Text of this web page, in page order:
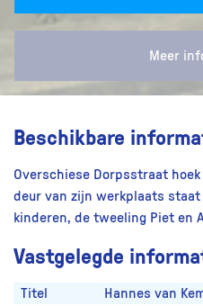
Meer
Beschikbare
Overschiese Dorpsstraat
deur van zijn werkplaats staat
kinderen, de tweeling Piet en
Vastgelegde
Titel
Hannes van